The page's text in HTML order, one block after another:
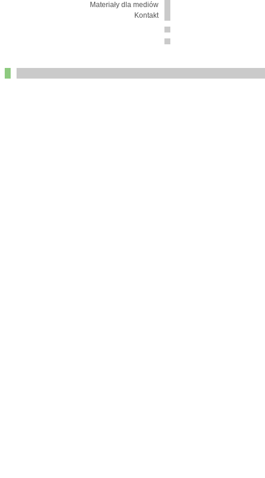
Materiały dla mediów
Kontakt